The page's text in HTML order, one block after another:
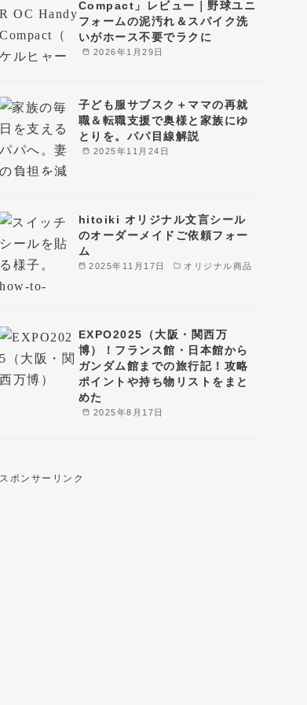
2026年1月29日
Compact」レビュー｜野球ユニ
フォームの泥汚れ＆スパイク洗
いがホース不要でラクに
2025年11月24日
子ども服サブスク＋ママの再就
職＆転職支援で奥様と家族にゆ
とりを。パパ目線解説
2025年11月17日 オリジナル商品
hitoiki オリジナル文言シール
のオーダーメイドご依頼フォー
ム
2025年8月17日
EXPO2025（大阪・関西万
博）！フランス館・日本館から
ガンダム館までの旅行記！攻略
ポイントや持ち物リストをまと
めた
スポンサーリンク